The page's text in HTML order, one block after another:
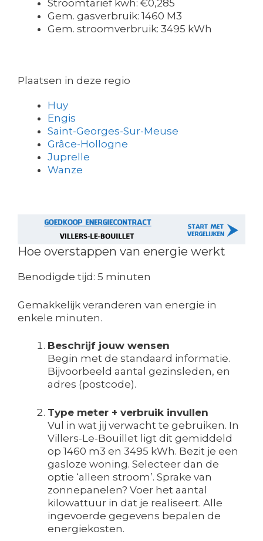
Stroomtarief kwh: €0,285
Gem. gasverbruik: 1460 M3
Gem. stroomverbruik: 3495 kWh
Plaatsen in deze regio
Huy
Engis
Saint-Georges-Sur-Meuse
Grâce-Hollogne
Juprelle
Wanze
Hoe overstappen van energie werkt
Benodigde tijd: 5 minuten
Gemakkelijk veranderen van energie in
enkele minuten.
Beschrijf jouw wensen
Begin met de standaard informatie.
Bijvoorbeeld aantal gezinsleden, en
adres (postcode).
Type meter + verbruik invullen
Vul in wat jij verwacht te gebruiken. In
Villers-Le-Bouillet ligt dit gemiddeld
op 1460 m3 en 3495 kWh. Bezit je een
gasloze woning. Selecteer dan de
optie ‘alleen stroom’. Sprake van
zonnepanelen? Voer het aantal
kilowattuur in dat je realiseert. Alle
ingevoerde gegevens bepalen de
energiekosten.